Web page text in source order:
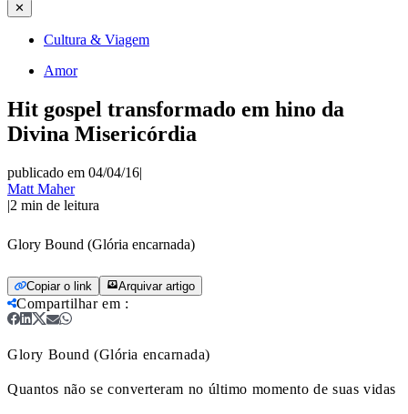
✕
Cultura & Viagem
Amor
Hit gospel transformado em hino da
Divina Misericórdia
publicado em 04/04/16|
Matt Maher
|2 min de leitura
Glory Bound (Glória encarnada)
Copiar o link Arquivar artigo
Compartilhar em :
Glory Bound (Glória encarnada)
Quantos não se converteram no último momento de suas vidas